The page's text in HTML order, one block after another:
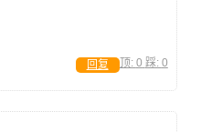
顶: 0 踩: 0
回复